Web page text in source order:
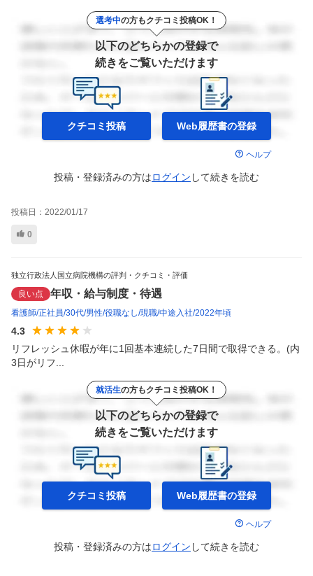
選考中の方もクチコミ投稿OK！
以下のどちらかの登録で
続きをご覧いただけます
クチコミ投稿 Web履歴書の登録
ヘルプ
投稿・登録済みの方はログイン して続きを読む
投稿日： 2022/01/17
0
独立行政法人国立病院機構の評判・クチコミ・評価
良い点 年収・給与制度・待遇
看護師 正社員 30代 男性 役職なし 現職 中途入社 2022年頃
4.3
リフレッシュ休暇が年に1回基本連続した7日間で取得できる。(内
3日がリフ...
就活生の方もクチコミ投稿OK！
以下のどちらかの登録で
続きをご覧いただけます
クチコミ投稿 Web履歴書の登録
ヘルプ
投稿・登録済みの方はログイン して続きを読む